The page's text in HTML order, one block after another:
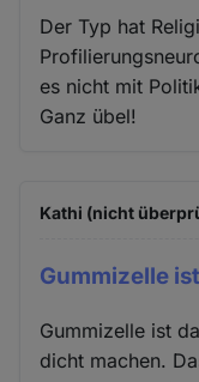
Der Typ hat
es nicht mit
Ganz übel!
Kathi (nicht
Gummizelle
Gummizelle ist
dicht machen.